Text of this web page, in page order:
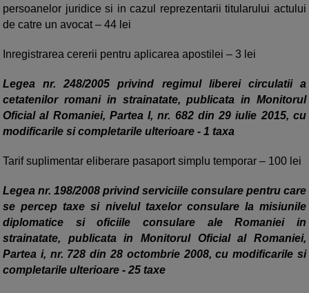
persoanelor juridice si in cazul reprezentarii titularului actului
de catre un avocat – 44 lei
Inregistrarea cererii pentru aplicarea apostilei – 3 lei
Legea nr. 248/2005 privind regimul liberei circulatii a
cetatenilor romani in strainatate, publicata in Monitorul
Oficial al Romaniei, Partea I, nr. 682 din 29 iulie 2015, cu
modificarile si completarile ulterioare - 1 taxa
Tarif suplimentar eliberare pasaport simplu temporar – 100 lei
Legea nr. 198/2008 privind serviciile consulare pentru care
se percep taxe si nivelul taxelor consulare la misiunile
diplomatice si oficiile consulare ale Romaniei in
strainatate, publicata in Monitorul Oficial al Romaniei,
Partea i, nr. 728 din 28 octombrie 2008, cu modificarile si
completarile ulterioare - 25 taxe